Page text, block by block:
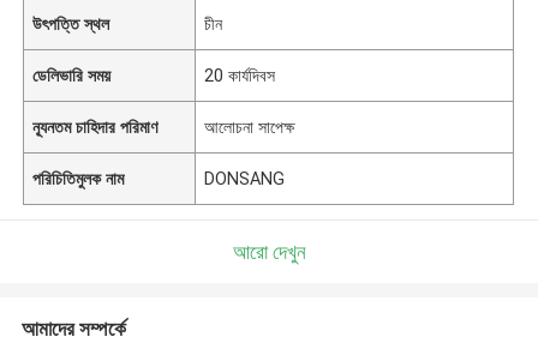
উৎপত্তি স্থল চীন
ডেলিভারি সময় 20 কার্যদিবস
ন্যূনতম চাহিদার পরিমাণ আলোচনা সাপেক্ষ
পরিচিতিমুলক নাম DONSANG
আরো দেখুন
আমাদের সম্পর্কে